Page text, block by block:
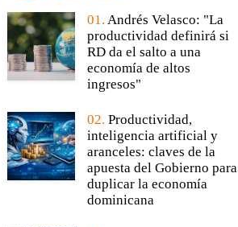
01. Andrés Velasco: "La
productividad definirá si
RD da el salto a una
economía de altos
ingresos"
02. Productividad,
inteligencia artificial y
aranceles: claves de la
apuesta del Gobierno para
duplicar la economía
dominicana